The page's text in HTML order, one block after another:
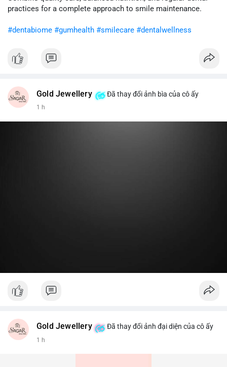
cân nhắc giảm tỷ trọng đòn bẩy và chờ xu hướng rõ ràng trước
practices for a complete approach to smile maintenance.
#dentabiome #gumhealth #smilecare #dentalwellness
Gold Jewellery Đã thay đổi ảnh bìa của cô ấy
1 h
Gold Jewellery Đã thay đổi ảnh đại diện của cô ấy
1 h